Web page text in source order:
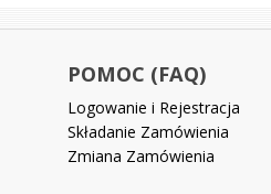
POMOC (FAQ)
Logowanie i Rejestracja
Składanie Zamówienia
Zmiana Zamówienia